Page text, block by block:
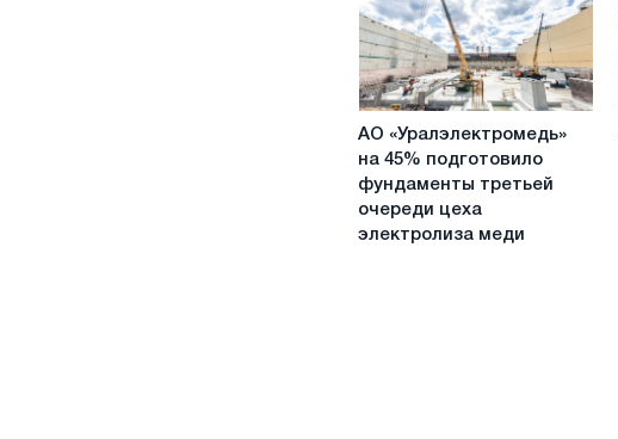
АО
«Уралэлектромедь»
на
45%
подготовило
фундаменты
АО «Уралэлектромедь»
на 45% подготовило
фундаменты третьей
очереди цеха
электролиза меди